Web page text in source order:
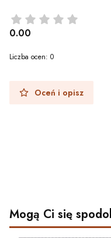
0.00
Liczba ocen: 0
Oceń i opisz
Mogą Ci się